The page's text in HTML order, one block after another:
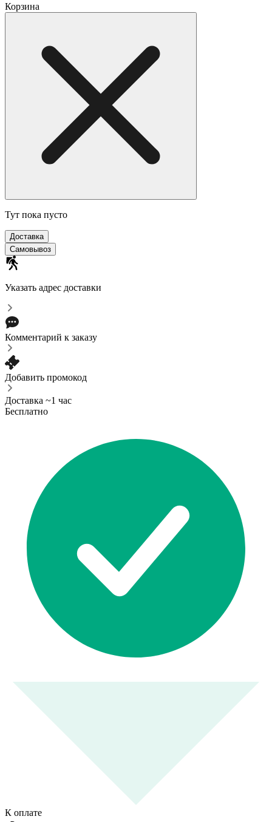
Корзина
Тут пока пусто
Доставка
Самовывоз
Указать адрес доставки
Комментарий к заказу
Добавить промокод
Доставка ~1 час
Бесплатно
К оплате